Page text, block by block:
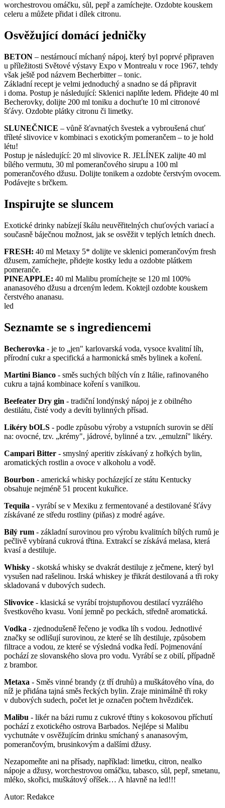
worchestrovou omáčku, sůl, pepř a zamíchejte. Ozdobte kouskem
celeru a můžete přidat i dílek citronu.
Osvěžující domácí jedničky
BETON – nestárnoucí míchaný nápoj, který byl poprvé připraven
u příležitosti Světové výstavy Expo v Montrealu v roce 1967, tehdy
však ještě pod názvem Becherbitter – tonic.
Základní recept je velmi jednoduchý a snadno se dá připravit
i doma. Postup je následující: Sklenici naplňte ledem. Přidejte 40 ml
Becherovky, dolijte 200 ml toniku a dochuťte 10 ml citronové
šťávy. Ozdobte plátky citronu či limetky.
SLUNEČNICE – vůně šťavnatých švestek a vybroušená chuť
tříleté slivovice v kombinaci s exotickým pomerančem – to je hold
létu!
Postup je následující: 20 ml slivovice R. JELÍNEK zalijte 40 ml
bílého vermutu, 30 ml pomerančového sirupu a 100 ml
pomerančového džusu. Dolijte tonikem a ozdobte čerstvým ovocem.
Podávejte s brčkem.
Inspirujte se sluncem
Exotické drinky nabízejí škálu neuvěřitelných chuťových variací a
současně báječnou možnost, jak se osvěžit v teplých letních dnech.
FRESH: 40 ml Metaxy 5* dolijte ve sklenici pomerančovým fresh
džusem, zamíchejte, přidejte kostky ledu a ozdobte plátkem
pomeranče.
PINEAPPLE: 40 ml Malibu promíchejte se 120 ml 100%
ananasového džusu a drceným ledem. Koktejl ozdobte kouskem
čerstvého ananasu.
led
Seznamte se s ingrediencemi
Becherovka - je to „jen" karlovarská voda, vysoce kvalitní líh,
přírodní cukr a specifická a harmonická směs bylinek a koření.
Martini Bianco - směs suchých bílých vín z Itálie, rafinovaného
cukru a tajná kombinace koření s vanilkou.
Beefeater Dry gin - tradiční londýnský nápoj je z obilného
destilátu, čisté vody a devíti bylinných přísad.
Likéry bOLS - podle způsobu výroby a vstupních surovin se dělí
na: ovocné, tzv. „krémy", jádrové, bylinné a tzv. „emulzní" likéry.
Campari Bitter - smyslný aperitiv získávaný z hořkých bylin,
aromatických rostlin a ovoce v alkoholu a vodě.
Bourbon - americká whisky pocházející ze státu Kentucky
obsahuje nejméně 51 procent kukuřice.
Tequila - vyrábí se v Mexiku z fermentované a destilované šťávy
získávané ze středu rostliny (piňas) z modré agáve.
Bílý rum - základní surovinou pro výrobu kvalitních bílých rumů je
pečlivě vybíraná cukrová třtina. Extrakcí se získává melasa, která
kvasí a destiluje.
Whisky - skotská whisky se dvakrát destiluje z ječmene, který byl
vysušen nad rašelinou. Irská whiskey je třikrát destilovaná a tři roky
skladovaná v dubových sudech.
Slivovice - klasická se vyrábí trojstupňovou destilací vyzrálého
švestkového kvasu. Voní jemně po peckách, středně aromatická.
Vodka - zjednodušeně řečeno je vodka líh s vodou. Jednotlivé
značky se odlišují surovinou, ze které se líh destiluje, způsobem
filtrace a vodou, ze které se výsledná vodka ředí. Pojmenování
pochází ze slovanského slova pro vodu. Vyrábí se z obilí, případně
z brambor.
Metaxa - Směs vinné brandy (z tří druhů) a muškátového vína, do
níž je přidána tajná směs řeckých bylin. Zraje minimálně tři roky
v dubových sudech, počet let je označen počtem hvězdiček.
Malibu - likér na bázi rumu z cukrové třtiny s kokosovou příchutí
pochází z exotického ostrova Barbados. Nejlépe si Malibu
vychutnáte v osvěžujícím drinku smíchaný s ananasovým,
pomerančovým, brusinkovým a dalšími džusy.
Nezapomeňte ani na přísady, například: limetku, citron, nealko
nápoje a džusy, worchestrovou omáčku, tabasco, sůl, pepř, smetanu,
mléko, skořici, muškátový oříšek… A hlavně na led!!!
Autor: Redakce